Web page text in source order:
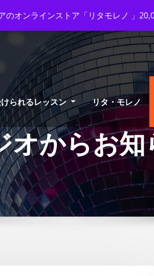
+03-6231-0170
られるレッスン リタ・モレノ
オからお知
オンラインストア「リタモレノ 」